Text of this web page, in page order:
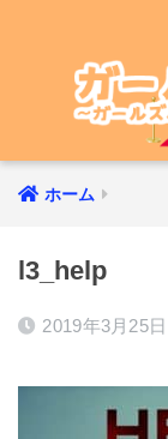
ホーム
l3_help
2019年3月25日